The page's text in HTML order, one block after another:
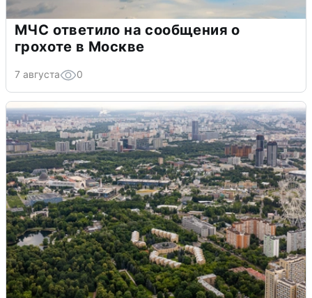
МЧС ответило на сообщения о
грохоте в Москве
7 августа 0